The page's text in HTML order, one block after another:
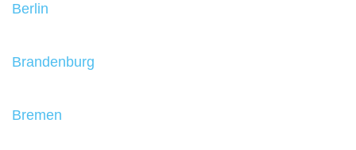
Berlin
Brandenburg
Bremen